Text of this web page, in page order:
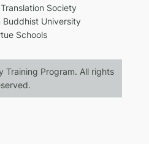
Society
Buddhist University
Schools
Training Program. All rights